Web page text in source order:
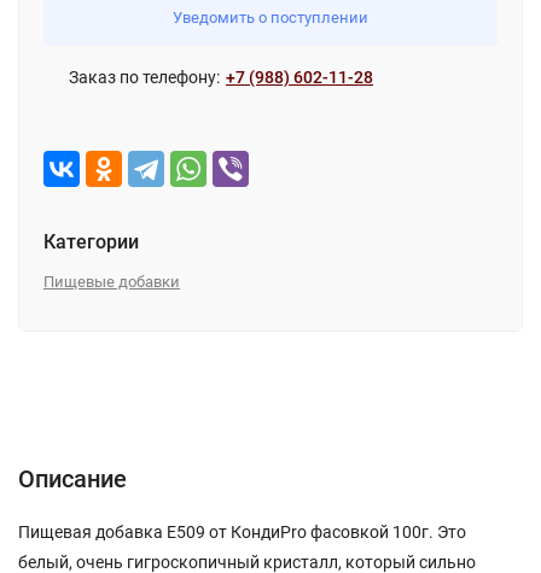
Уведомить о поступлении
Заказ по телефону: +7 (988) 602-11-28
Категории
Пищевые добавки
Описание
Пищевая добавка Е509 от КондиPro фасовкой 100г. Это
белый, очень гигроскопичный кристалл, который сильно